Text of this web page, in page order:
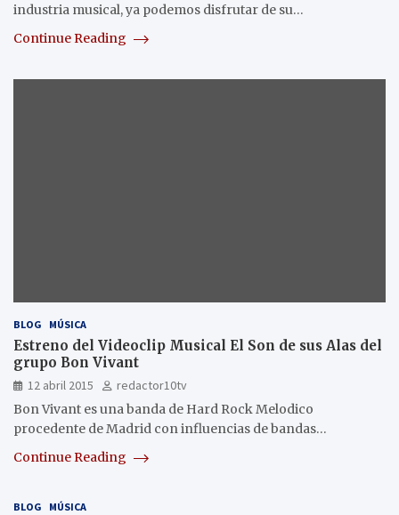
industria musical, ya podemos disfrutar de su…
Continue Reading
BLOG MÚSICA
Estreno del Videoclip Musical El Son de sus Alas del
grupo Bon Vivant
12 abril 2015
redactor10tv
Bon Vivant es una banda de Hard Rock Melodico
procedente de Madrid con influencias de bandas…
Continue Reading
BLOG MÚSICA